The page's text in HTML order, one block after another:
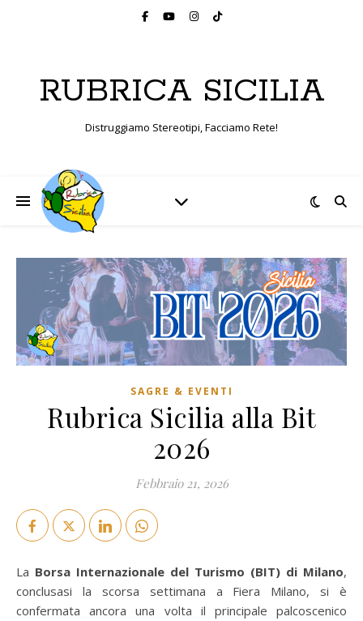
RUBRICA SICILIA
Distruggiamo Stereotipi, Facciamo Rete!
SAGRE & EVENTI
Rubrica Sicilia alla Bit
2026
Febbraio 21, 2026
La Borsa Internazionale del Turismo (BIT) di Milano,
conclusasi la scorsa settimana a Fiera Milano, si è
confermata ancora una volta il principale palcoscenico